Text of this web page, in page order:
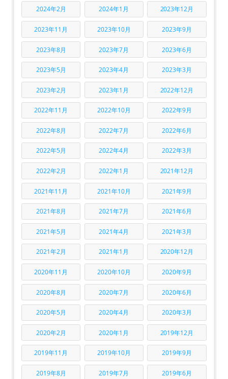
2024年2月 2024年1月 2023年12月
2023年11月 2023年10月 2023年9月
2023年8月 2023年7月 2023年6月
2023年5月 2023年4月 2023年3月
2023年2月 2023年1月 2022年12月
2022年11月 2022年10月 2022年9月
2022年8月 2022年7月 2022年6月
2022年5月 2022年4月 2022年3月
2022年2月 2022年1月 2021年12月
2021年11月 2021年10月 2021年9月
2021年8月 2021年7月 2021年6月
2021年5月 2021年4月 2021年3月
2021年2月 2021年1月 2020年12月
2020年11月 2020年10月 2020年9月
2020年8月 2020年7月 2020年6月
2020年5月 2020年4月 2020年3月
2020年2月 2020年1月 2019年12月
2019年11月 2019年10月 2019年9月
2019年8月 2019年7月 2019年6月